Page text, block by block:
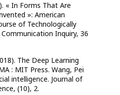
« In Forms That Are
»: American
of Technologically
Inquiry, 36
The Deep Learning
: MIT Press. Wang, Pei
intelligence. Journal of
(10), 2.